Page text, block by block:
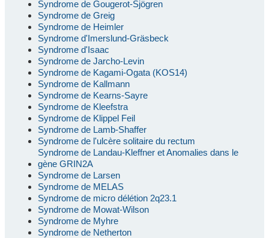
Syndrome de Gougerot-Sjögren
Syndrome de Greig
Syndrome de Heimler
Syndrome d'Imerslund-Gräsbeck
Syndrome d'Isaac
Syndrome de Jarcho-Levin
Syndrome de Kagami-Ogata (KOS14)
Syndrome de Kallmann
Syndrome de Kearns-Sayre
Syndrome de Kleefstra
Syndrome de Klippel Feil
Syndrome de Lamb-Shaffer
Syndrome de l'ulcère solitaire du rectum
Syndrome de Landau-Kleffner et Anomalies dans le
gène GRIN2A
Syndrome de Larsen
Syndrome de MELAS
Syndrome de micro délétion 2q23.1
Syndrome de Mowat-Wilson
Syndrome de Myhre
Syndrome de Netherton